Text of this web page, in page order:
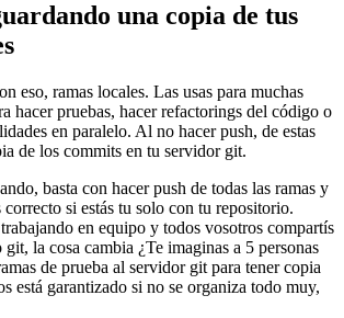
una copia de tus
eso, ramas locales. Las usas para muchas
hacer pruebas, hacer refactorings del código o
en paralelo. Al no hacer push, de estas
de los commits en tu servidor git.
basta con hacer push de todas las ramas y
correcto si estás tu solo con tu repositorio.
en equipo y todos vosotros compartís
la cosa cambia ¿Te imaginas a 5 personas
de prueba al servidor git para tener copia
está garantizado si no se organiza todo muy,